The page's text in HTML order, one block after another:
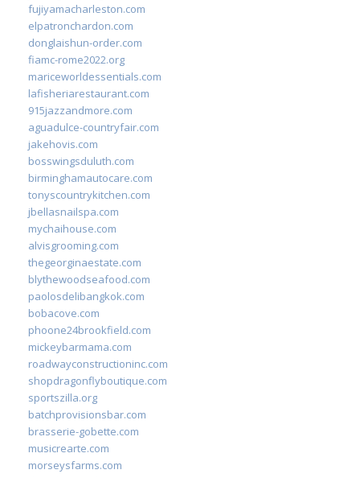
fujiyamacharleston.com
elpatronchardon.com
donglaishun-order.com
fiamc-rome2022.org
mariceworldessentials.com
lafisheriarestaurant.com
915jazzandmore.com
aguadulce-countryfair.com
jakehovis.com
bosswingsduluth.com
birminghamautocare.com
tonyscountrykitchen.com
jbellasnailspa.com
mychaihouse.com
alvisgrooming.com
thegeorginaestate.com
blythewoodseafood.com
paolosdelibangkok.com
bobacove.com
phoone24brookfield.com
mickeybarmama.com
roadwayconstructioninc.com
shopdragonflyboutique.com
sportszilla.org
batchprovisionsbar.com
brasserie-gobette.com
musicrearte.com
morseysfarms.com